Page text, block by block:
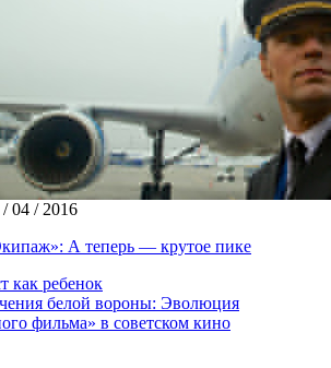
/ 04 / 2016
А теперь — крутое пике
как ребенок
белой вороны: Эволюция
фильма» в советском кино